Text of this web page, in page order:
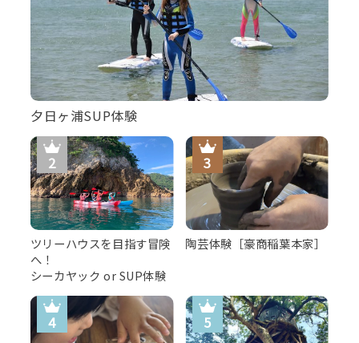
夕日ヶ浦SUP体験
ツリーハウスを目指す冒険
へ！
シーカヤック or SUP体験
陶芸体験［豪商稲葉本家］